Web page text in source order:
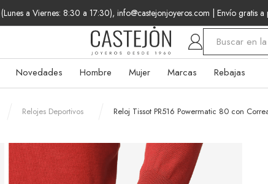
a Viernes: 8:30 a 17:30), info@castejonjoyeros.com | Envío gratis
Novedades Hombre Mujer Marcas Rebajas
Relojes Deportivos Reloj Tissot PR516 Powermatic 80 con